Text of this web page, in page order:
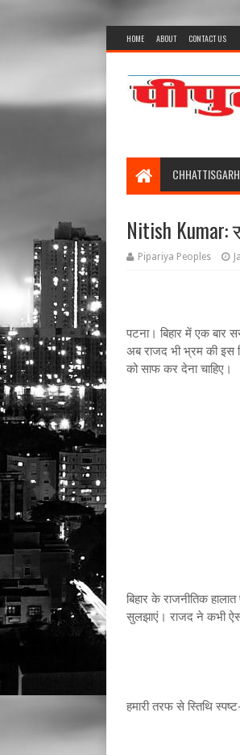
HOME ABOUT CONTACT US
CHHATTISGARH
Nitish Kumar:
Pipariya Peoples
पटना। बिहार में एक बार
अब राजद भी भ्रम की इस
को साफ कर देना चाहिए।
बिहार के राजनीतिक
सुलझाएं। राजद ने कभी
हमारी तरफ से स्तिथि